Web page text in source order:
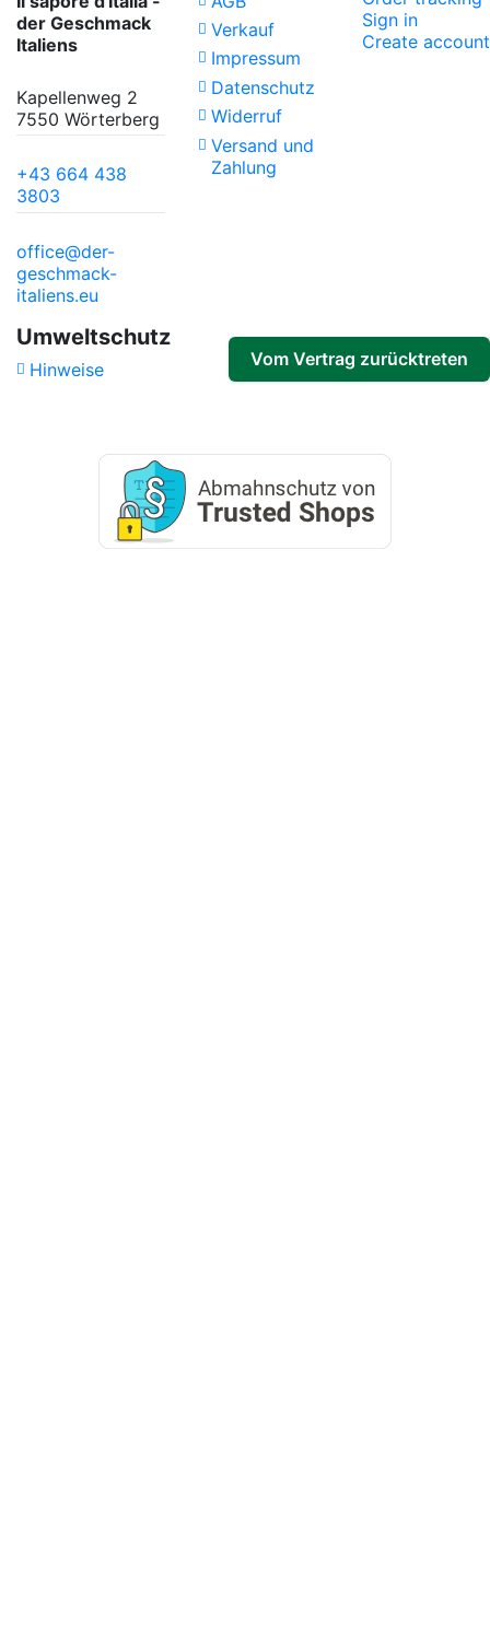
der Geschmack
Italiens
Kapellenweg 2
7550 Wörterberg
+43 664 438
3803
office@der-
geschmack-
italiens.eu
Verkauf
Impressum
Datenschutz
Widerruf
Versand und
Zahlung
Sign in
Create account
Umweltschutz
Hinweise Vom Vertrag zurücktreten